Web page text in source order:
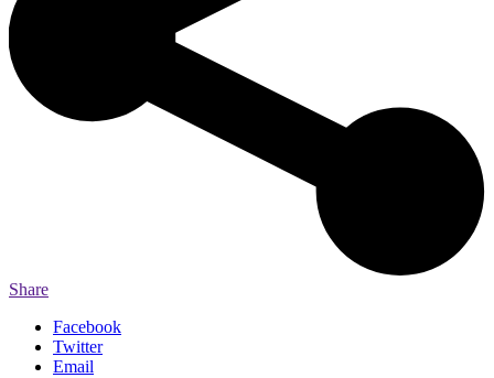
Share
Facebook
Twitter
Email